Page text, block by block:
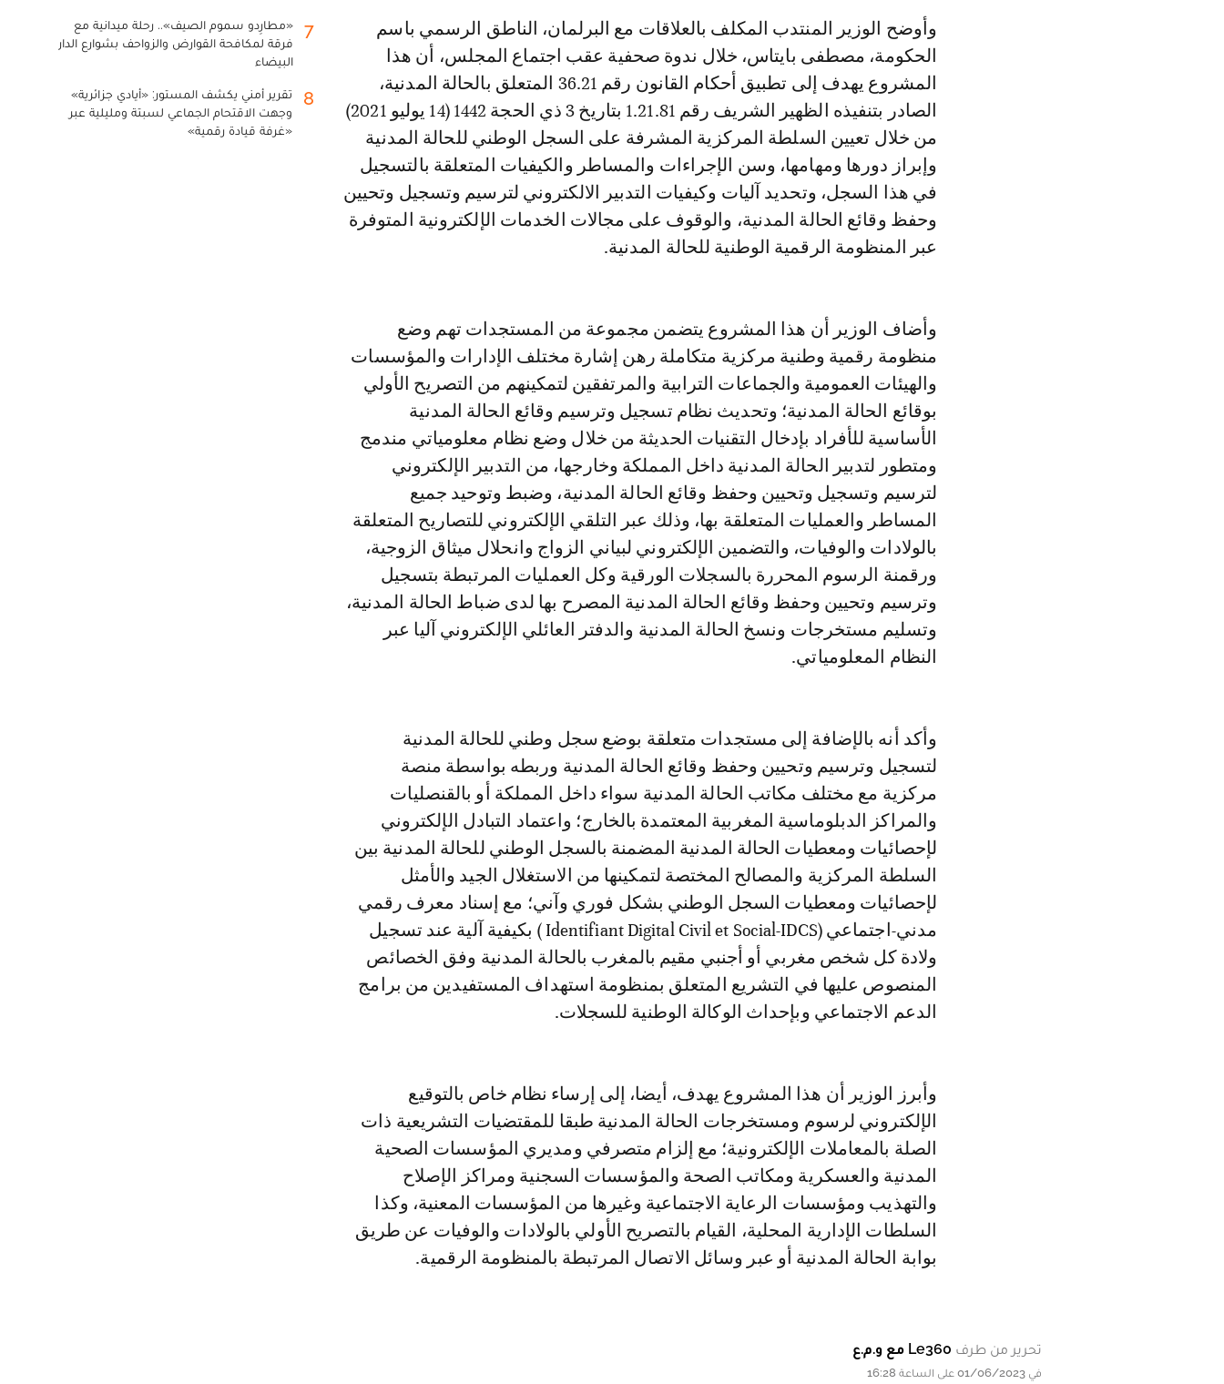
وأوضح الوزير المنتدب المكلف بالعلاقات مع البرلمان، الناطق الرسمي باسم
الحكومة، مصطفى بايتاس، خلال ندوة صحفية عقب اجتماع المجلس، أن هذا
المشروع يهدف إلى تطبيق أحكام القانون رقم 36.21 المتعلق بالحالة المدنية،
الصادر بتنفيذه الظهير الشريف رقم 1.21.81 بتاريخ 3 ذي الحجة 1442 (14 يوليو 2021)
من خلال تعيين السلطة المركزية المشرفة على السجل الوطني للحالة المدنية
وإبراز دورها ومهامها، وسن الإجراءات والمساطر والكيفيات المتعلقة بالتسجيل
في هذا السجل، وتحديد آليات وكيفيات التدبير الالكتروني لترسيم وتسجيل وتحيين
وحفظ وقائع الحالة المدنية، والوقوف على مجالات الخدمات الإلكترونية المتوفرة
عبر المنظومة الرقمية الوطنية للحالة المدنية.
وأضاف الوزير أن هذا المشروع يتضمن مجموعة من المستجدات تهم وضع
منظومة رقمية وطنية مركزية متكاملة رهن إشارة مختلف الإدارات والمؤسسات
والهيئات العمومية والجماعات الترابية والمرتفقين لتمكينهم من التصريح الأولي
بوقائع الحالة المدنية؛ وتحديث نظام تسجيل وترسيم وقائع الحالة المدنية
الأساسية للأفراد بإدخال التقنيات الحديثة من خلال وضع نظام معلومياتي مندمج
ومتطور لتدبير الحالة المدنية داخل المملكة وخارجها، من التدبير الإلكتروني
لترسيم وتسجيل وتحيين وحفظ وقائع الحالة المدنية، وضبط وتوحيد جميع
المساطر والعمليات المتعلقة بها، وذلك عبر التلقي الإلكتروني للتصاريح المتعلقة
بالولادات والوفيات، والتضمين الإلكتروني لبياني الزواج وانحلال ميثاق الزوجية،
ورقمنة الرسوم المحررة بالسجلات الورقية وكل العمليات المرتبطة بتسجيل
وترسيم وتحيين وحفظ وقائع الحالة المدنية المصرح بها لدى ضباط الحالة المدنية،
وتسليم مستخرجات ونسخ الحالة المدنية والدفتر العائلي الإلكتروني آليا عبر
النظام المعلومياتي.
وأكد أنه بالإضافة إلى مستجدات متعلقة بوضع سجل وطني للحالة المدنية
لتسجيل وترسيم وتحيين وحفظ وقائع الحالة المدنية وربطه بواسطة منصة
مركزية مع مختلف مكاتب الحالة المدنية سواء داخل المملكة أو بالقنصليات
والمراكز الدبلوماسية المغربية المعتمدة بالخارج؛ واعتماد التبادل الإلكتروني
لإحصائيات ومعطيات الحالة المدنية المضمنة بالسجل الوطني للحالة المدنية بين
السلطة المركزية والمصالح المختصة لتمكينها من الاستغلال الجيد والأمثل
لإحصائيات ومعطيات السجل الوطني بشكل فوري وآني؛ مع إسناد معرف رقمي
مدني-اجتماعي (Identifiant Digital Civil et Social-IDCS ) بكيفية آلية عند تسجيل
ولادة كل شخص مغربي أو أجنبي مقيم بالمغرب بالحالة المدنية وفق الخصائص
المنصوص عليها في التشريع المتعلق بمنظومة استهداف المستفيدين من برامج
الدعم الاجتماعي وبإحداث الوكالة الوطنية للسجلات.
وأبرز الوزير أن هذا المشروع يهدف، أيضا، إلى إرساء نظام خاص بالتوقيع
الإلكتروني لرسوم ومستخرجات الحالة المدنية طبقا للمقتضيات التشريعية ذات
الصلة بالمعاملات الإلكترونية؛ مع إلزام متصرفي ومديري المؤسسات الصحية
المدنية والعسكرية ومكاتب الصحة والمؤسسات السجنية ومراكز الإصلاح
والتهذيب ومؤسسات الرعاية الاجتماعية وغيرها من المؤسسات المعنية، وكذا
السلطات الإدارية المحلية، القيام بالتصريح الأولي بالولادات والوفيات عن طريق
بوابة الحالة المدنية أو عبر وسائل الاتصال المرتبطة بالمنظومة الرقمية.
تحرير من طرف Le360 مع و.م.ع
في 01/06/2023 على الساعة 16:28
7
«مطارِدو سموم الصيف».. رحلة ميدانية مع
فرقة لمكافحة القوارض والزواحف بشوارع الدار
البيضاء
8
تقرير أمني يكشف المستور: «أيادي جزائرية»
وجهت الاقتحام الجماعي لسبتة ومليلية عبر
«غرفة قيادة رقمية»